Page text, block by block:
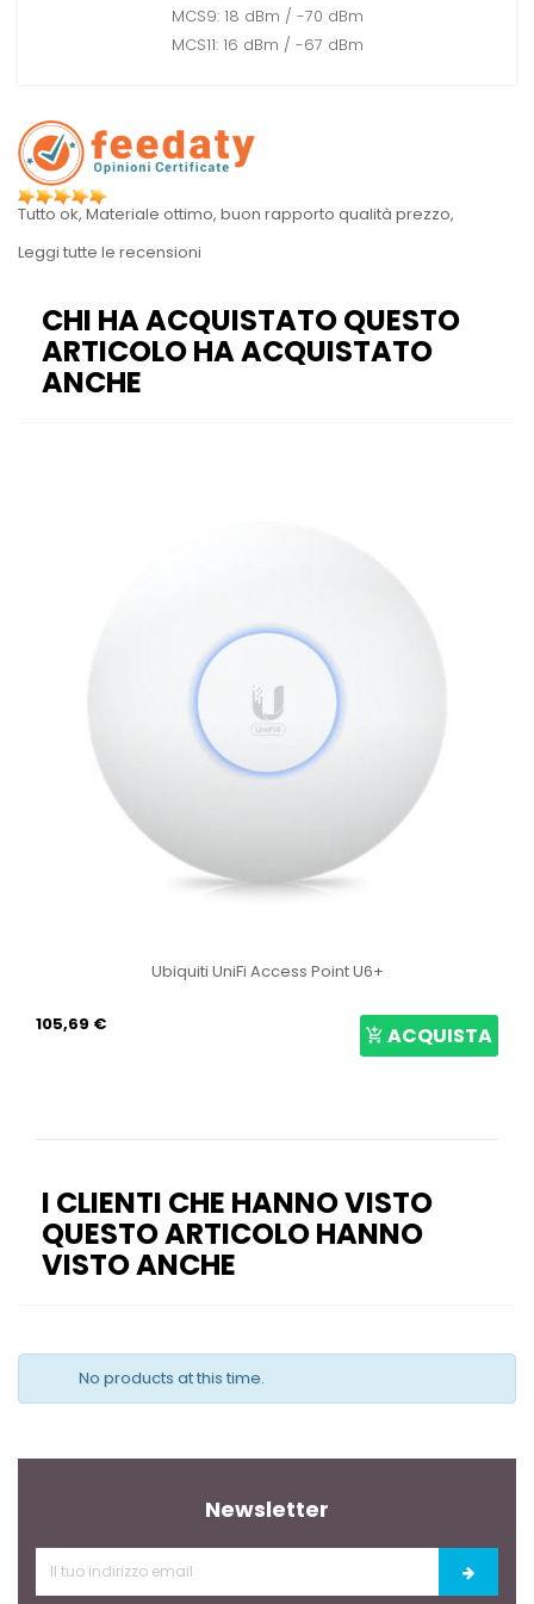
MCS9: 18 dBm / -70 dBm
MCS11: 16 dBm / -67 dBm
Tutto ok, Materiale ottimo, buon rapporto qualità prezzo,
Leggi tutte le recensioni
CHI HA ACQUISTATO QUESTO
ARTICOLO HA ACQUISTATO
ANCHE
Ubiquiti UniFi Access Point U6+
105,69 € ACQUISTA
I CLIENTI CHE HANNO VISTO
QUESTO ARTICOLO HANNO
VISTO ANCHE
No products at this time.
Newsletter